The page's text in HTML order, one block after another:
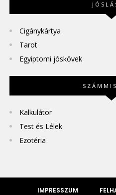
Cigánykártya
Tarot
Egyiptomi jóskövek
Kalkulátor
Test és Lélek
Ezotéria
IMPRESSZUM